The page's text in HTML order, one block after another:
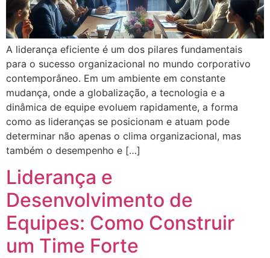
A liderança eficiente é um dos pilares fundamentais
para o sucesso organizacional no mundo corporativo
contemporâneo. Em um ambiente em constante
mudança, onde a globalização, a tecnologia e a
dinâmica de equipe evoluem rapidamente, a forma
como as lideranças se posicionam e atuam pode
determinar não apenas o clima organizacional, mas
também o desempenho e […]
Liderança e
Desenvolvimento de
Equipes: Como Construir
um Time Forte